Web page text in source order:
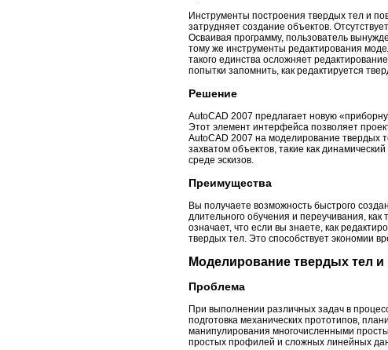
Инструменты построения твердых тел и
затрудняет создание объектов.
Осваивая программу, пользователь
тому же инструменты редактирования
такого единства осложняет
попытки запомнить, как редактируется
Решение
AutoCAD 2007 предлагает новую
Этот элемент интерфейса позволяет
AutoCAD 2007 на моделирование твердых
захватом объектов, такие как
среде эскизов.
Преимущества
Вы получаете возможность быстрого
длительного обучения и переучивания,
означает, что если вы знаете, как
твердых тел. Это способствует экономии
Моделирование твердых тел и
Проблема
При выполнении различных задач в
подготовка механических прототипов,
манипулирования многочисленными
простых профилей и сложных линейных